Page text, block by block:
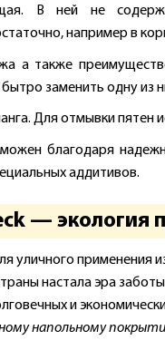
В ней не
например в
а также
заменить одну из
Для отмывки
благодаря
аддитивов.
— экология
уличного применения
настала эра
и
напольному